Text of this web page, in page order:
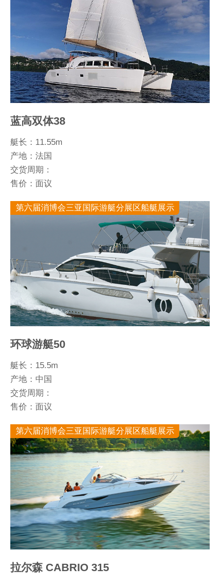
蓝高双体38
艇长：11.55m
产地：法国
交货周期：
售价：面议
第六届消博会三亚国际游艇分展区船艇展示
环球游艇50
艇长：15.5m
产地：中国
交货周期：
售价：面议
第六届消博会三亚国际游艇分展区船艇展示
拉尔森 CABRIO 315